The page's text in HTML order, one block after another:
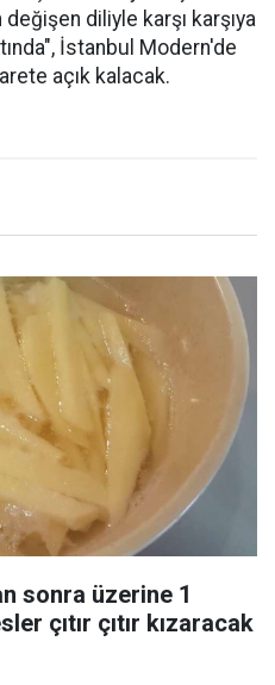
diliyle karşı karşıya
İstanbul Modern'de
açık kalacak.
sonra üzerine 1
çıtır çıtır kızaracak